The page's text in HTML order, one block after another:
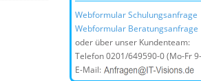
Webformular Schulungsanfrage
Webformular Beratungsanfrage
oder über unser Kundenteam:
Telefon0201/649590-0(Mo-Fr
E-Mail: